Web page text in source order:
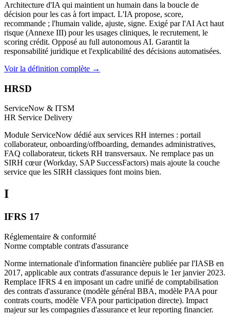
Architecture d'IA qui maintient un humain dans la boucle de
décision pour les cas à fort impact. L'IA propose, score,
recommande ; l'humain valide, ajuste, signe. Exigé par l'AI Act haut
risque (Annexe III) pour les usages cliniques, le recrutement, le
scoring crédit. Opposé au full autonomous AI. Garantit la
responsabilité juridique et l'explicabilité des décisions automatisées.
Voir la définition complète →
HRSD
ServiceNow & ITSM
HR Service Delivery
Module ServiceNow dédié aux services RH internes : portail
collaborateur, onboarding/offboarding, demandes administratives,
FAQ collaborateur, tickets RH transversaux. Ne remplace pas un
SIRH cœur (Workday, SAP SuccessFactors) mais ajoute la couche
service que les SIRH classiques font moins bien.
I
IFRS 17
Réglementaire & conformité
Norme comptable contrats d'assurance
Norme internationale d'information financière publiée par l'IASB en
2017, applicable aux contrats d'assurance depuis le 1er janvier 2023.
Remplace IFRS 4 en imposant un cadre unifié de comptabilisation
des contrats d'assurance (modèle général BBA, modèle PAA pour
contrats courts, modèle VFA pour participation directe). Impact
majeur sur les compagnies d'assurance et leur reporting financier.